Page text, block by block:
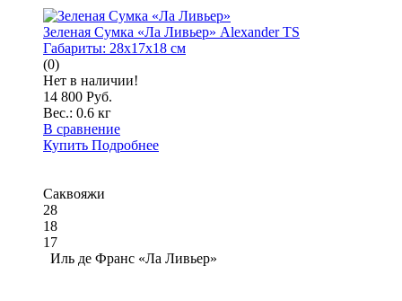
Зеленая Сумка «Ла Ливьер» Alexander TS
Габариты: 28x17x18 см
(0)
Нет в наличии!
14 800 Руб.
Вес.: 0.6 кг
В сравнение
Купить Подробнее
Саквояжи
28
18
17
Иль де Франс «Ла Ливьер»